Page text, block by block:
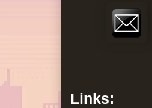
Links: